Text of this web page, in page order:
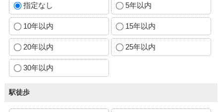
指定なし 5年以内
10年以内 15年以内
20年以内 25年以内
30年以内
駅徒歩